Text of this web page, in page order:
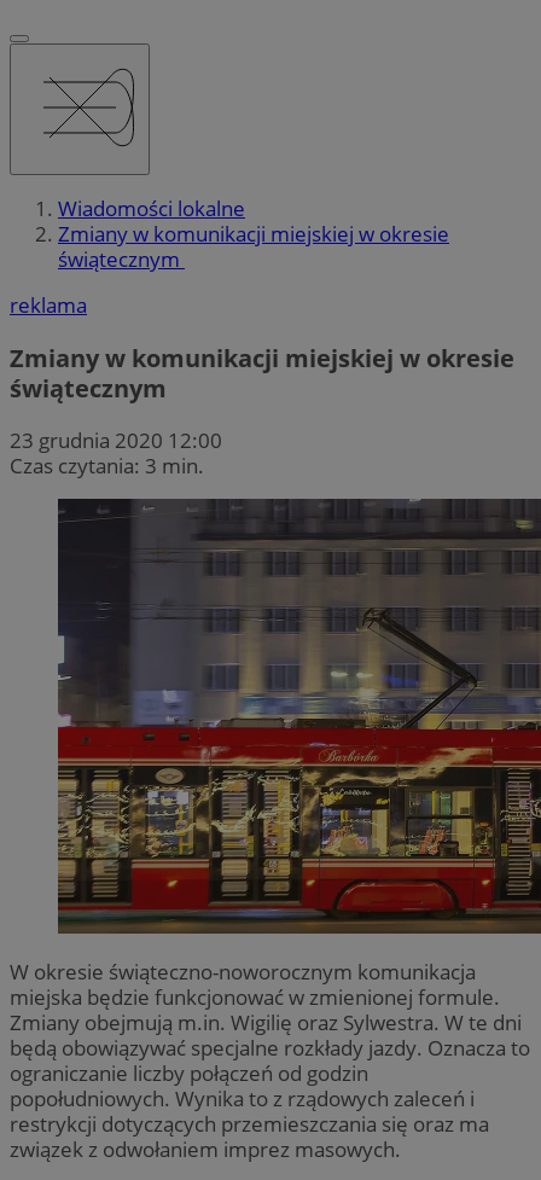
Wiadomości lokalne
Zmiany w komunikacji miejskiej w okresie
świątecznym
reklama
Zmiany w komunikacji miejskiej w okresie
świątecznym
23 grudnia 2020 12:00
Czas czytania: 3 min.
W okresie świąteczno-noworocznym komunikacja
miejska będzie funkcjonować w zmienionej formule.
Zmiany obejmują m.in. Wigilię oraz Sylwestra. W te dni
będą obowiązywać specjalne rozkłady jazdy. Oznacza to
ograniczanie liczby połączeń od godzin
popołudniowych. Wynika to z rządowych zaleceń i
restrykcji dotyczących przemieszczania się oraz ma
związek z odwołaniem imprez masowych.